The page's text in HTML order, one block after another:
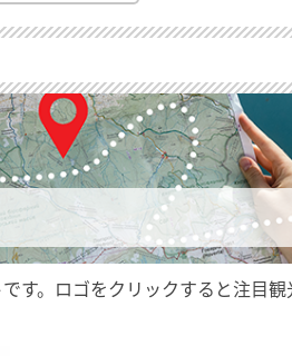
す。ロゴをクリックすると注目